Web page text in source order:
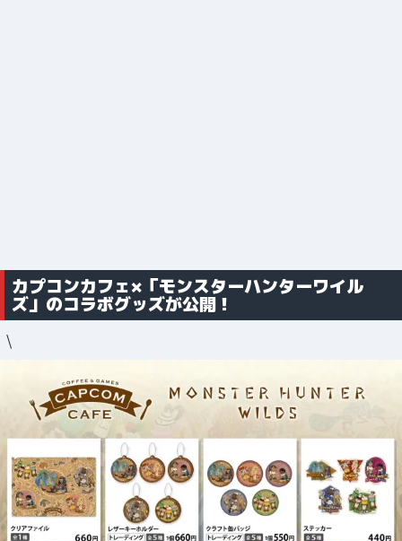
カプコンカフェ×「モンスターハンターワイル
ズ」のコラボグッズが公開！
\